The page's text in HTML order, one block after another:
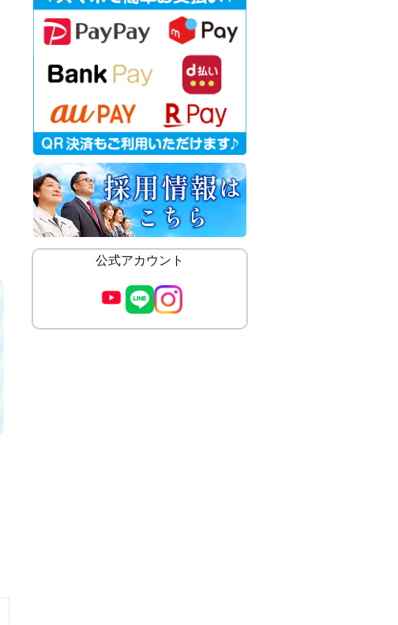
公式アカウント